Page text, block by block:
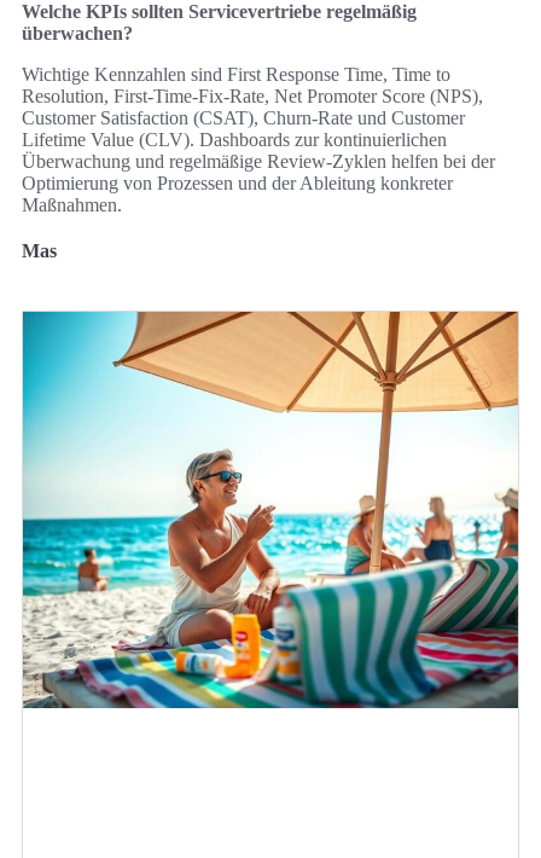
Welche KPIs sollten Servicevertriebe regelmäßig
überwachen?
Wichtige Kennzahlen sind First Response Time, Time to
Resolution, First-Time-Fix-Rate, Net Promoter Score (NPS),
Customer Satisfaction (CSAT), Churn-Rate und Customer
Lifetime Value (CLV). Dashboards zur kontinuierlichen
Überwachung und regelmäßige Review-Zyklen helfen bei der
Optimierung von Prozessen und der Ableitung konkreter
Maßnahmen.
Mas